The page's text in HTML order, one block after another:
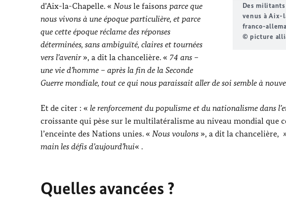
Des
venus à Aix-
franco-
© picture
d’Aix-la-Chapelle. « Nous le faisons parce que
nous vivons à une époque particulière, et parce
que cette époque réclame des réponses
déterminées, sans ambiguïté, claires et tournées
vers l’avenir», a dit la chancelière. « 74 ans –
une vie d’homme – après la fin de la Seconde
Guerre mondiale, tout ce qui nous paraissait aller de soi semble à
Et de citer : « le renforcement du populisme et du nationalisme dans
croissante qui pèse sur le multilatéralisme au niveau mondial que
l’enceinte des Nations unies. « Nous voulons », a dit la chancelière,
main les défis d’aujourd’hui« .
Quelles avancées ?